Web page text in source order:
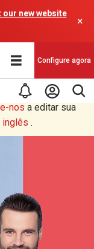
our new website
×
Configure agora
por um programa
nos a editar sua
inglês .